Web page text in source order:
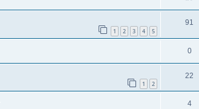
1 2 3 4 5
91
0
1 2
22
4